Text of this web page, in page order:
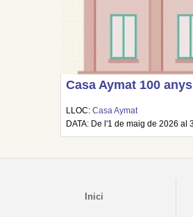
Casa Aymat 100 anys
LLOC:Casa Aymat
DATA: De l'1 de maig de 2026 al
Inici